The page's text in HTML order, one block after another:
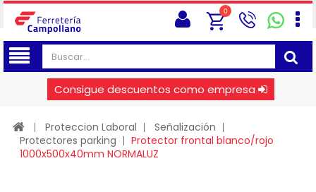
0
Consigue descuentos como empresa
Proteccion Laboral
Señalización
Protectores parking
Protector frontal blanco/rojo
1000x500x40mm NORMALUZ